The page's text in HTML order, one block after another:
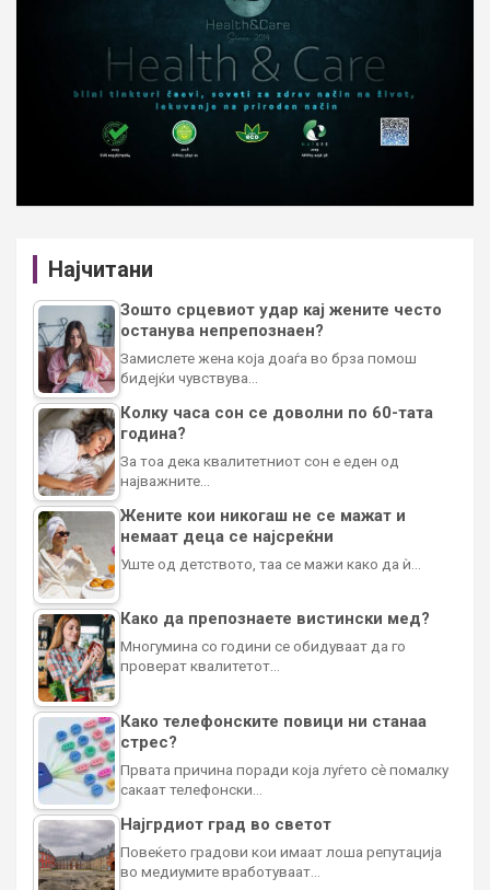
Најчитани
Зошто срцевиот удар кај жените често
останува непрепознаен?
Замислете жена која доаѓа во брза помош
бидејќи чувствува…
Колку часа сон се доволни по 60-тата
година?
За тоа дека квалитетниот сон е еден од
најважните…
Жените кои никогаш не се мажат и
немаат деца се најсреќни
Уште од детството, таа се мажи како да ѝ…
Како да препознаете вистински мед?
Многумина со години се обидуваат да го
проверат квалитетот…
Како телефонските повици ни станаа
стрес?
Првата причина поради која луѓето сè помалку
сакаат телефонски…
Најгрдиот град во светот
Повеќето градови кои имаат лоша репутација
во медиумите вработуваат…